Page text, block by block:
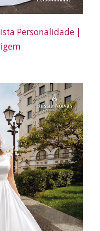
Personalidade |